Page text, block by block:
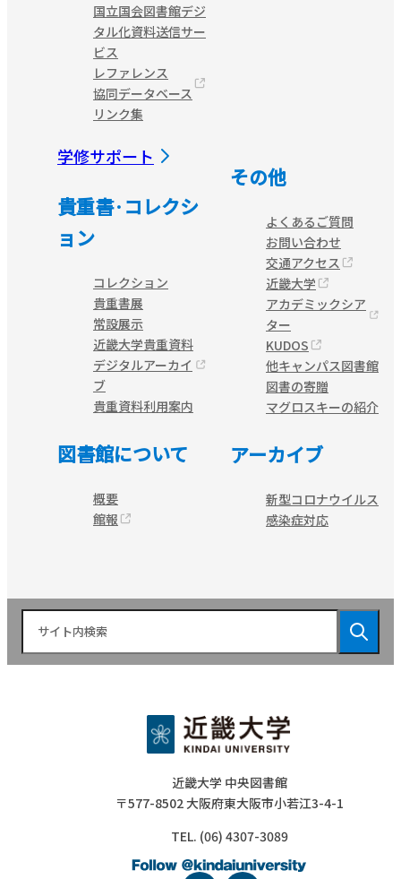
国立国会図書館デジ
タル化資料送信サー
ビス
レファレンス
協同データベース
リンク集
学修サポート
貴重書·コレクシ
ョン
コレクション
貴重書展
常設展示
近畿大学貴重資料
デジタルアーカイ
ブ
貴重資料利用案内
図書館について
概要
館報
その他
よくあるご質問
お問い合わせ
交通アクセス
近畿大学
アカデミックシア
ター
KUDOS
他キャンパス図書館
図書の寄贈
マグロスキーの紹介
アーカイブ
新型コロナウイルス
感染症対応
近畿大学 中央図書館
〒577-8502 大阪府東大阪市小若江3-4-1
TEL. (06) 4307-3089